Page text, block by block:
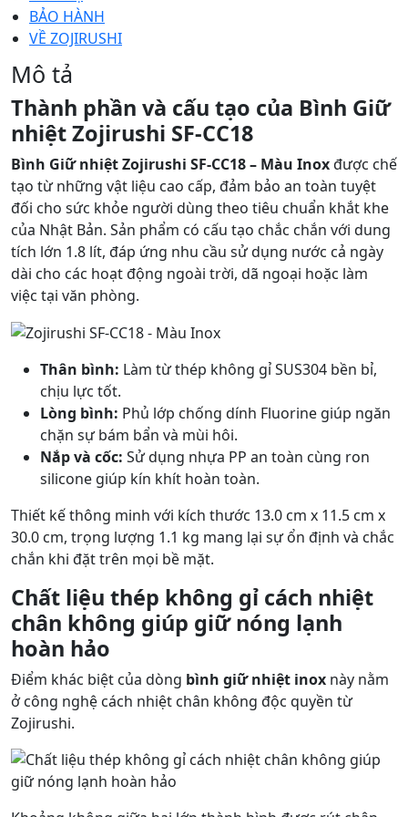
BẢO HÀNH
VỀ ZOJIRUSHI
Trọng lượng
Mô tả
Thành phần và cấu tạo của Bình Giữ
nhiệt Zojirushi SF-CC18
Bình Giữ nhiệt Zojirushi SF-CC18 – Màu Inoxđược chế
tạo từ những vật liệu cao cấp, đảm bảo an toàn tuyệt
đối cho sức khỏe người dùng theo tiêu chuẩn khắt khe
của Nhật Bản. Sản phẩm có cấu tạo chắc chắn với dung
tích lớn 1.8 lít, đáp ứng nhu cầu sử dụng nước cả ngày
dài cho các hoạt động ngoài trời, dã ngoại hoặc làm
việc tại văn phòng.
Thân bình: Làm từ thép không gỉ SUS304 bền bỉ,
chịu lực tốt.
Lòng bình: Phủ lớp chống dính Fluorine giúp ngăn
chặn sự bám bẩn và mùi hôi.
Nắp và cốc: Sử dụng nhựa PP an toàn cùng ron
silicone giúp kín khít hoàn toàn.
Thiết kế thông minh với kích thước 13.0 cm x 11.5 cm x
30.0 cm, trọng lượng 1.1 kg mang lại sự ổn định và chắc
chắn khi đặt trên mọi bề mặt.
Chất liệu thép không gỉ cách nhiệt
chân không giúp giữ nóng lạnh
hoàn hảo
Điểm khác biệt của dòng bình giữ nhiệt inox này nằm
ở công nghệ cách nhiệt chân không độc quyền từ
Zojirushi.